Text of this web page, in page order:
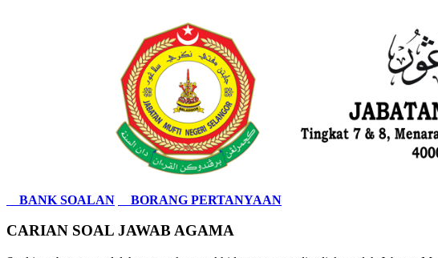
BANK SOALAN BORANG PERTANYAAN
CARIAN SOAL JAWAB AGAMA